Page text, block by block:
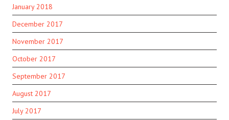
January 2018
December 2017
November 2017
October 2017
September 2017
August 2017
July 2017